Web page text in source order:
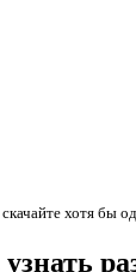
хотя бы
узнать